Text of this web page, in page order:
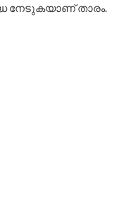
നേടുകയാണ് താരം.